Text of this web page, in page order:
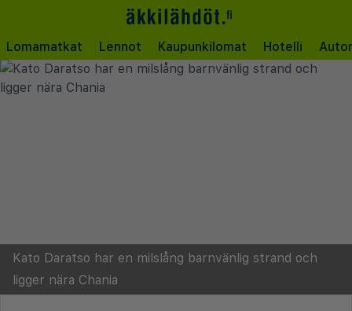
Lomamatkat Lennot Kaupunkilomat Hotelli
Kato Daratso har en milslång barnvänlig strand och
ligger nära Chania